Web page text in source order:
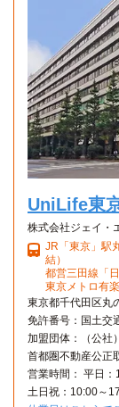
日本大学(理工学
錦糸町→（JR
錦糸町→（JR
専門学校お茶の
錦糸町→（JR
UniLife東
株式会社ジェイ・
JR「東京」駅
結）
都営三田線「
東京メトロ有
東京都千代田区丸
免許番号：国土交
加盟団体：（公社
首都圏不動産公正
営業時間： 平日
土日祝：10:00～